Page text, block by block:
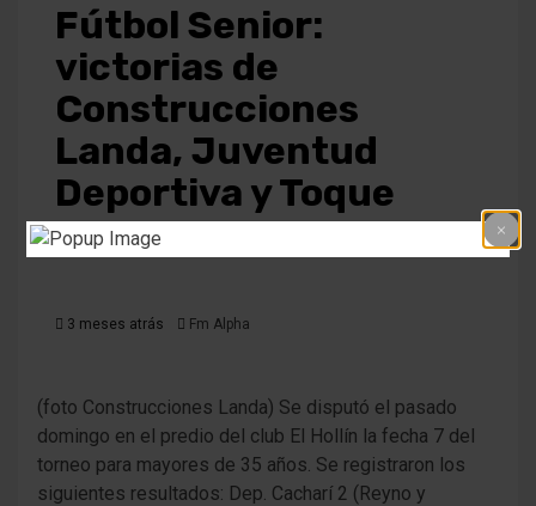
Fútbol Senior:
victorias de
Construcciones
Landa, Juventud
Deportiva y Toque
Toque
3 meses atrás Fm Alpha
(foto Construcciones Landa) Se disputó el pasado
domingo en el predio del club El Hollín la fecha 7 del
torneo para mayores de 35 años. Se registraron los
siguientes resultados: Dep. Cacharí 2 (Reyno y